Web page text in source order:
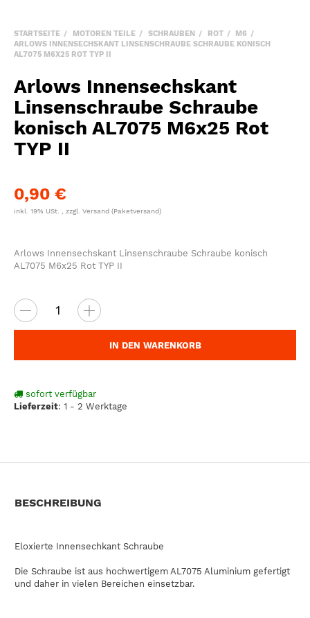
STARTSEITE MOTOREN TEILE SCHRAUBEN ROT
M6
ARLOWS INNENSECHSKANT LINSENSCHRAUBE SCHRAUBE KONISCH
AL7075 M6X25 ROT TYP II
Arlows Innensechskant
Linsenschraube Schraube
konisch AL7075 M6x25 Rot
TYP II
0,90 €
inkl. 19% USt. , zzgl. Versand (Paketversand)
Arlows Innensechskant Linsenschraube Schraube konisch
AL7075 M6x25 Rot TYP II
IN DEN WARENKORB
sofort verfügbar
Lieferzeit: 1 - 2 Werktage
BESCHREIBUNG
Eloxierte Innensechkant Schraube
Die Schraube ist aus hochwertigem AL7075 Aluminium gefertigt
und daher in vielen Bereichen einsetzbar.